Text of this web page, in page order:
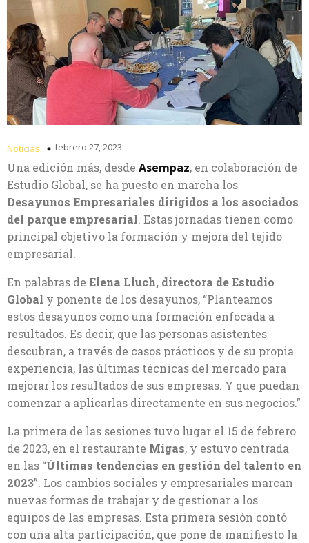
Noticias febrero 27, 2023
Una edición más, desde Asempaz, en colaboración de
Estudio Global, se ha puesto en marcha los
Desayunos Empresariales dirigidos a los asociados
del parque empresarial. Estas jornadas tienen como
principal objetivo la formación y mejora del tejido
empresarial.
En palabras de Elena Lluch, directora de Estudio
Global y ponente de los desayunos, “Planteamos
estos desayunos como una formación enfocada a
resultados. Es decir, que las personas asistentes
descubran, a través de casos prácticos y de su propia
experiencia, las últimas técnicas del mercado para
mejorar los resultados de sus empresas. Y que puedan
comenzar a aplicarlas directamente en sus negocios.”
La primera de las sesiones tuvo lugar el 15 de febrero
de 2023, en el restaurante Migas, y estuvo centrada
en las “Últimas tendencias en gestión del talento en
2023”. Los cambios sociales y empresariales marcan
nuevas formas de trabajar y de gestionar a los
equipos de las empresas. Esta primera sesión contó
con una alta participación, que pone de manifiesto la